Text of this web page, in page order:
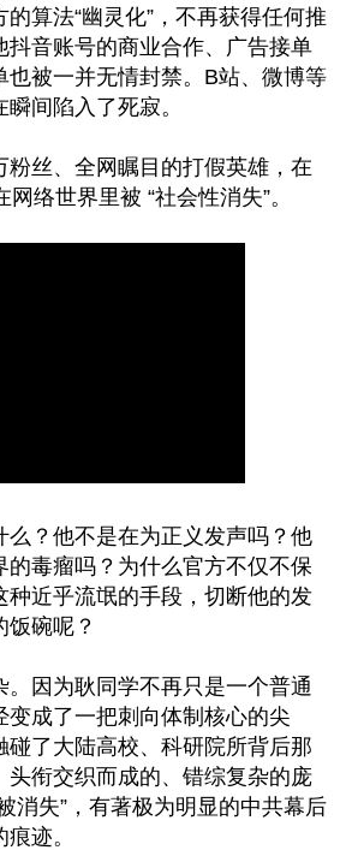
算法“幽灵化”，不再获得任何推
抖音账号的商业合作、广告接单
被一并无情封禁。B站、微博等
间陷入了死寂。
粉丝、全网瞩目的打假英雄，在
么？他不是在为正义发声吗？他
的毒瘤吗？为什么官方不仅不保
种近乎流氓的手段，切断他的发
饭碗呢？
。因为耿同学不再只是一个普通
变成了一把刺向体制核心的尖
碰了大陆高校、科研院所背后那
头衔交织而成的、错综复杂的庞
消失”，有著极为明显的中共幕后
迹。